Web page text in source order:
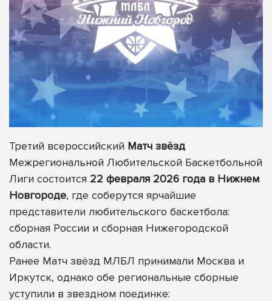
Третий всероссийский Матч звёзд
Межрегиональной Любительской Баскетбольной
Лиги состоится 22 февраля 2026 года в Нижнем
Новгороде, где соберутся ярчайшие
представители любительского баскетбола:
сборная России и сборная Нижегородской
области.
Ранее Матч звёзд МЛБЛ принимали Москва и
Иркутск, однако обе региональные сборные
уступили в звездном поединке: